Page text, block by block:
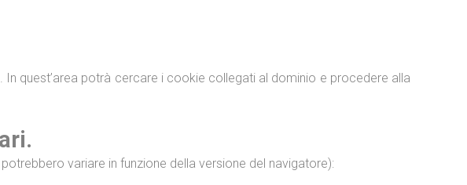
quest’area potrà cercare i cookie collegati al dominio e procedere alla
variare in funzione della versione del navigatore):